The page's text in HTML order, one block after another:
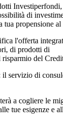
di
tua propensione
l'offerta
di prodotti di
risparmio del
il servizio di
a cogliere le
tue esigenze e